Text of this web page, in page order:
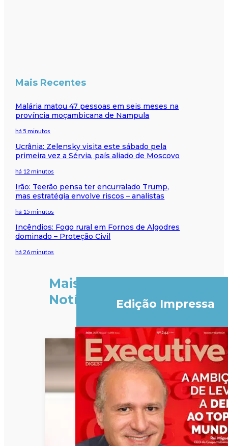
Mais Recentes
Malária matou 47 pessoas em seis meses na
província moçambicana de Nampula
há 5 minutos
Ucrânia: Zelensky visita este sábado pela
primeira vez a Sérvia, país aliado de Moscovo
há 12 minutos
Irão: Teerão pensa ter encurralado Trump,
mas estratégia envolve riscos – analistas
há 15 minutos
Incêndios: Fogo rural em Fornos de Algodres
dominado – Proteção Civil
há 26 minutos
Mais
Notícias
Edição Impressa